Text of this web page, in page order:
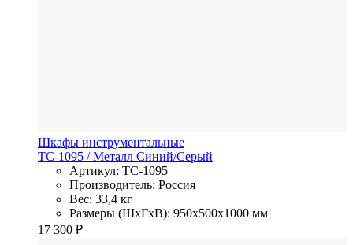
Шкафы инструментальные
TC-1095 / Металл Синий/Серый
Артикул: TC-1095
Производитель: Россия
Вес: 33,4 кг
Размеры (ШхГхВ): 950x500x1000 мм
17 300 ₽